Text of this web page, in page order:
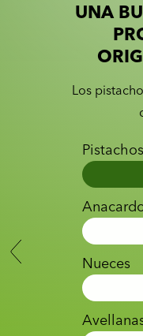
Slider
UNA
Los
Pistachos
Nueces